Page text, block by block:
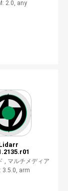
2.0, any
, マルチメディア
3.5.0, arm